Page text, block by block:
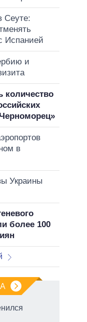
Сеуте:
Испанией
и
количество
в
Украины
более 100